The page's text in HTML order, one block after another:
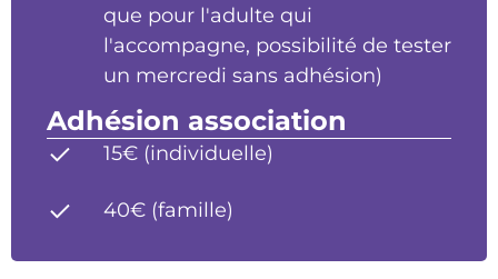
que pour l'adulte qui
l'accompagne, possibilité de tester
un mercredi sans adhésion)
Adhésion association
15€ (individuelle)
40€ (famille)